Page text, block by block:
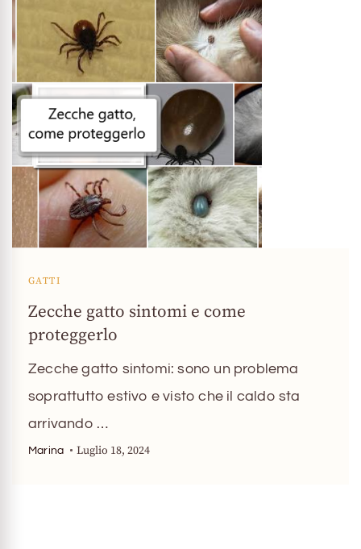
GATTI
Zecche gatto sintomi e come
proteggerlo
Zecche gatto sintomi: sono un problema
soprattutto estivo e visto che il caldo sta
arrivando …
Marina Luglio 18, 2024